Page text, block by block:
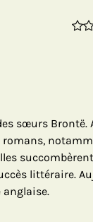
sœurs Brontë.
romans,
littéraire.
anglaise.